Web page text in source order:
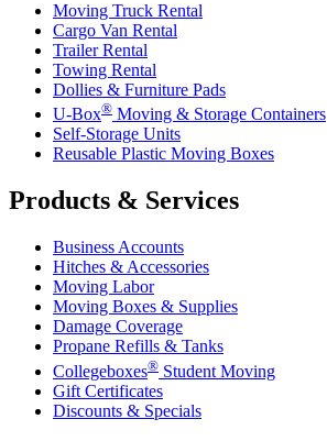
Moving Truck Rental
Cargo Van Rental
Trailer Rental
Towing Rental
Dollies & Furniture Pads
U-Box® Moving & Storage Containers
Self-Storage Units
Reusable Plastic Moving Boxes
Products & Services
Business Accounts
Hitches & Accessories
Moving Labor
Moving Boxes & Supplies
Damage Coverage
Propane Refills & Tanks
Collegeboxes® Student Moving
Gift Certificates
Discounts & Specials